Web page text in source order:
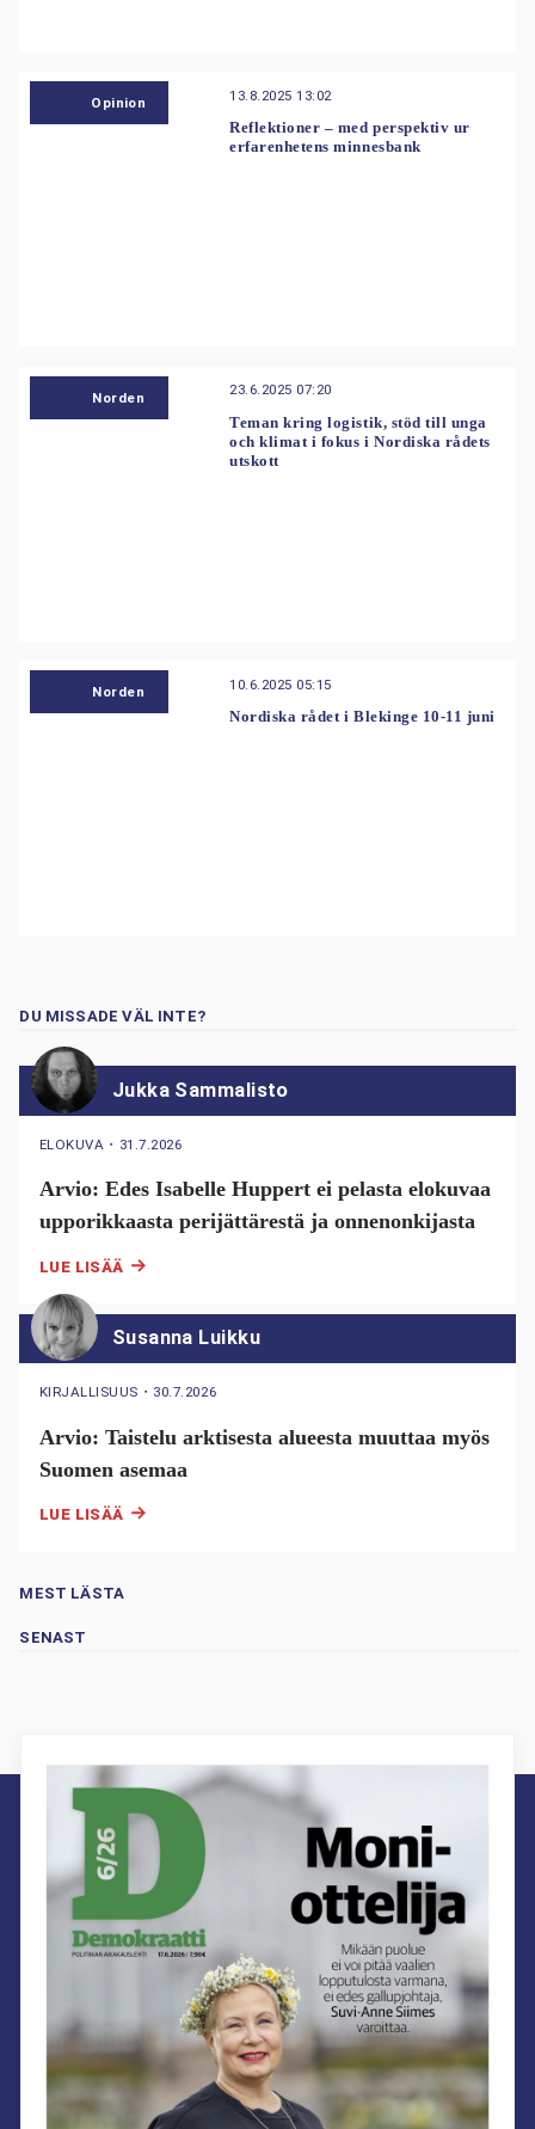
Opinion 13.8.2025 13:02
Reflektioner – med perspektiv ur
erfarenhetens minnesbank
Norden 23.6.2025 07:20
Teman kring logistik, stöd till unga
och klimat i fokus i Nordiska rådets
utskott
Norden 10.6.2025 05:15
Nordiska rådet i Blekinge 10-11 juni
DU MISSADE VÄL INTE?
Jukka Sammalisto
ELOKUVA ・ 31.7.2026
Arvio: Edes Isabelle Huppert ei pelasta elokuvaa
upporikkaasta perijättärestä ja onnenonkijasta
LUE LISÄÄ
Susanna Luikku
KIRJALLISUUS ・ 30.7.2026
Arvio: Taistelu arktisesta alueesta muuttaa myös
Suomen asemaa
LUE LISÄÄ
MEST LÄSTA
SENAST